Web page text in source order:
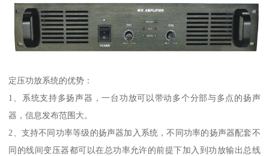
定压功放系统的优势：
1、系统支持多扬声器，一台功放可以带动多个分部与多点的扬声
器，信息发布范围大。
2、支持不同功率等级的扬声器加入系统，不同功率的扬声器配套不
同的线间变压器都可以在总功率允许的前提下加入到功放输出总线